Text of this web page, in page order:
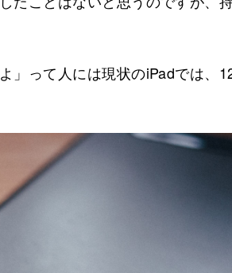
」って人には現状のiPadでは、